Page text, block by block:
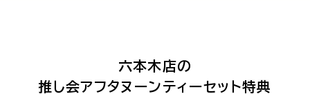
六本木店の
推し会アフタヌーンティーセット特典